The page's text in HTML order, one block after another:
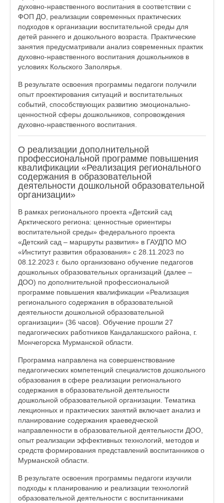
духовно-нравственного воспитания в соответствии с
ФОП ДО, реализации современных практических
подходов к организации воспитательной среды для
детей раннего и дошкольного возраста. Практические
занятия предусматривали анализ современных практик
духовно-нравственного воспитания дошкольников в
условиях Кольского Заполярья.
В результате освоения программы педагоги получили
опыт проектирования ситуаций и воспитательных
событий, способствующих развитию эмоционально-
ценностной сферы дошкольников, сопровождения
духовно-нравственного воспитания.
О реализации дополнительной
профессиональной программе повышения
квалификации «Реализация регионального
содержания в образовательной
деятельности дошкольной образовательной
организации»
В рамках регионального проекта «Детский сад
Арктического региона: ценностные ориентиры
воспитательной среды» федерального проекта
«Детский сад – маршруты развития» в ГАУДПО МО
«Институт развития образования» с 28.11.2023 по
08.12.2023 г. было организовано обучение педагогов
дошкольных образовательных организаций (далее –
ДОО) по дополнительной профессиональной
программе повышения квалификации «Реализация
регионального содержания в образовательной
деятельности дошкольной образовательной
организации» (36 часов). Обучение прошли 27
педагогических работников Кандалакшского района, г.
Мончегорска Мурманской области.
Программа направлена на совершенствование
педагогических компетенций специалистов дошкольного
образования в сфере реализации регионального
содержания в образовательной деятельности
дошкольной образовательной организации. Тематика
лекционных и практических занятий включает анализ и
планирование содержания краеведческой
направленности в образовательной деятельности ДОО,
опыт реализации эффективных технологий, методов и
средств формирования представлений воспитанников о
Мурманской области.
В результате освоения программы педагоги изучили
подходы к планированию и реализации технологий
образовательной деятельности с воспитанниками